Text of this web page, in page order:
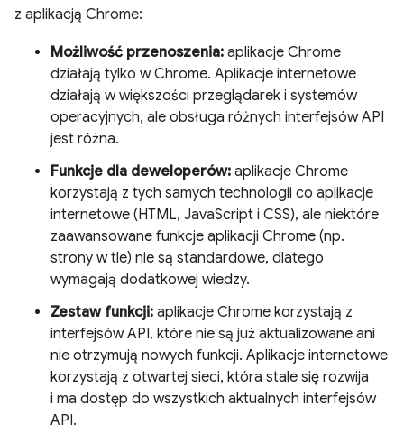
z aplikacją Chrome:
Możliwość przenoszenia: aplikacje Chrome
działają tylko w Chrome. Aplikacje internetowe
działają w większości przeglądarek i systemów
operacyjnych, ale obsługa różnych interfejsów API
jest różna.
Funkcje dla deweloperów: aplikacje Chrome
korzystają z tych samych technologii co aplikacje
internetowe (HTML, JavaScript i CSS), ale niektóre
zaawansowane funkcje aplikacji Chrome (np.
strony w tle) nie są standardowe, dlatego
wymagają dodatkowej wiedzy.
Zestaw funkcji: aplikacje Chrome korzystają z
interfejsów API, które nie są już aktualizowane ani
nie otrzymują nowych funkcji. Aplikacje internetowe
korzystają z otwartej sieci, która stale się rozwija
i ma dostęp do wszystkich aktualnych interfejsów
API.